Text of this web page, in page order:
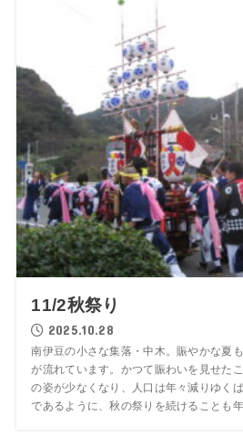
11/2秋祭り
2025.10.28
南伊豆の小さな集落・中木。賑やかな夏
が流れています。かつて賑わいを見せた
の姿が少なくなり、人口は年々減りゆく
であるように、秋の祭りを続けることも年